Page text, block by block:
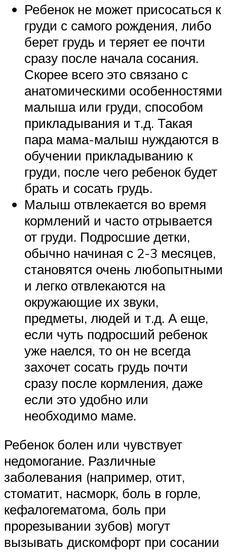
Ребенок не может присосаться к
груди с самого рождения, либо
берет грудь и теряет ее почти
сразу после начала сосания.
Скорее всего это связано с
анатомическими особенностями
малыша или груди, способом
прикладывания и т.д. Такая
пара мама-малыш нуждаются в
обучении прикладыванию к
груди, после чего ребенок будет
брать и сосать грудь.
Малыш отвлекается во время
кормлений и часто отрывается
от груди. Подросшие детки,
обычно начиная с 2-3 месяцев,
становятся очень любопытными
и легко отвлекаются на
окружающие их звуки,
предметы, людей и т.д. А еще,
если чуть подросший ребенок
уже наелся, то он не всегда
захочет сосать грудь почти
сразу после кормления, даже
если это удобно или
необходимо маме.
Ребенок болен или чувствует
недомогание. Различные
заболевания (например, отит,
стоматит, насморк, боль в горле,
кефалогематома, боль при
прорезывании зубов) могут
вызывать дискомфорт при сосании